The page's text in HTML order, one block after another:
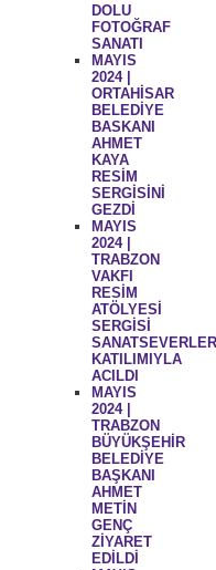
DOLU
FOTOĞRAF
SANATI
MAYIS
2024 |
ORTAHİSAR
BELEDİYE
BASKANI
AHMET
KAYA
RESİM
SERGİSİNİ
GEZDİ
MAYIS
2024 |
TRABZON
VAKFI
RESİM
ATÖLYESİ
SERGİSİ
KATILIMIYLA
ACILDI
MAYIS
2024 |
TRABZON
BÜYÜKŞEHİR
BELEDİYE
BAŞKANI
AHMET
METİN
GENÇ
ZİYARET
EDİLDİ